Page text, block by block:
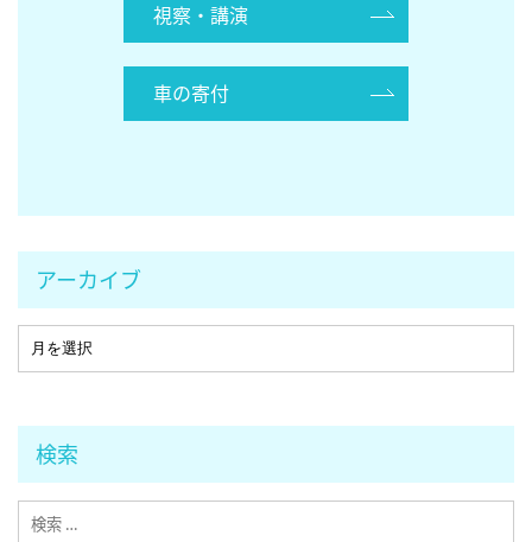
視察・講演
車の寄付
アーカイブ
検索